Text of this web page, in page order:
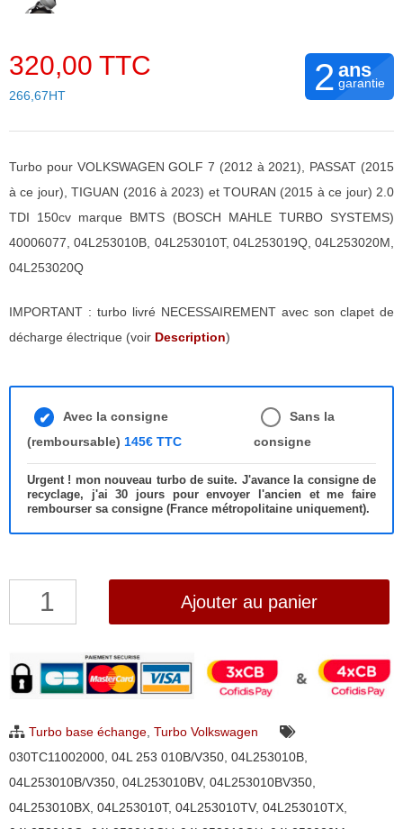
320,00 TTC
266,67HT 2 ans
garantie
Turbo pour VOLKSWAGEN GOLF 7 (2012 à 2021), PASSAT (2015
à ce jour), TIGUAN (2016 à 2023) et TOURAN (2015 à ce jour) 2.0
TDI 150cv marque BMTS (BOSCH MAHLE TURBO SYSTEMS)
40006077, 04L253010B, 04L253010T, 04L253019Q, 04L253020M,
04L253020Q
IMPORTANT : turbo livré NECESSAIREMENT avec son clapet de
décharge électrique (voir Description)
Avec la consigne
(remboursable) 145€ TTC
Sans la
consigne
Urgent ! mon nouveau turbo de suite. J'avance la consigne de
recyclage, j'ai 30 jours pour envoyer l'ancien et me faire
rembourser sa consigne (France métropolitaine uniquement).
quantité
Volkswagen
Golf,
Tiguan,
Ajouter au panier
Turbo base échange, Turbo Volkswagen
030TC11002000, 04L 253 010B/V350, 04L253010B,
04L253010B/V350, 04L253010BV, 04L253010BV350,
04L253010BX, 04L253010T, 04L253010TV, 04L253010TX,